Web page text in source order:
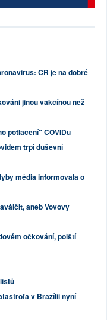
ČR je na dobré
jinou vakcínou než
potlačení" COVIDu
trpí duševní
média informovala o
aneb Vovovy
očkování, polští
v Brazílii nyní